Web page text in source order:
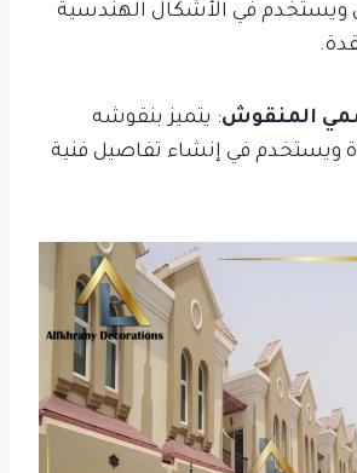
ويستخدم في الأشكال الهندسية
: يتميز بنقوشه
ويستخدم في إنشاء تفاصيل فنية